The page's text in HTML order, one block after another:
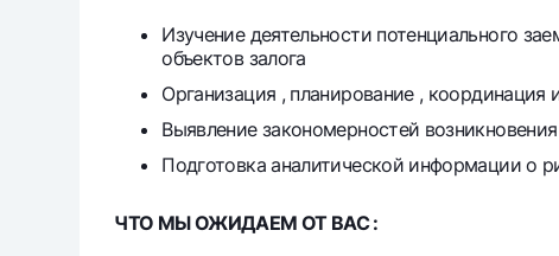
Foydali havolalar
Ko'p beriladigan savollar Ofis va
Изучение деятельности потенциального
объектов залога
Организация , планирование ,
Выявление закономерностей
Подготовка аналитической информации о
ЧТО МЫ ОЖИДАЕМ ОТ ВАС :